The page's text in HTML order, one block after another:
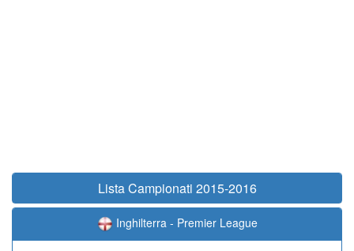
Lista Campionati 2015-2016
Inghilterra - Premier League